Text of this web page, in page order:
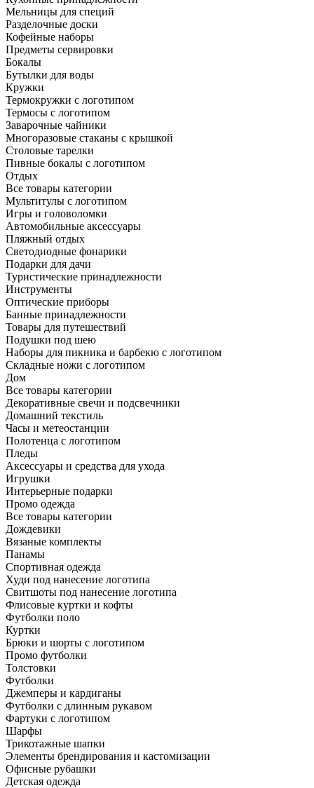
Мельницы для специй
Разделочные доски
Кофейные наборы
Предметы сервировки
Бокалы
Бутылки для воды
Кружки
Термокружки с логотипом
Термосы с логотипом
Заварочные чайники
Многоразовые стаканы с крышкой
Столовые тарелки
Пивные бокалы с логотипом
Отдых
Все товары категории
Мультитулы с логотипом
Игры и головоломки
Автомобильные аксессуары
Пляжный отдых
Светодиодные фонарики
Подарки для дачи
Туристические принадлежности
Инструменты
Оптические приборы
Банные принадлежности
Товары для путешествий
Подушки под шею
Наборы для пикника и барбекю с логотипом
Складные ножи с логотипом
Дом
Все товары категории
Декоративные свечи и подсвечники
Домашний текстиль
Часы и метеостанции
Полотенца с логотипом
Пледы
Аксессуары и средства для ухода
Игрушки
Интерьерные подарки
Промо одежда
Все товары категории
Дождевики
Вязаные комплекты
Панамы
Спортивная одежда
Худи под нанесение логотипа
Свитшоты под нанесение логотипа
Флисовые куртки и кофты
Футболки поло
Куртки
Брюки и шорты с логотипом
Промо футболки
Толстовки
Футболки
Джемперы и кардиганы
Футболки с длинным рукавом
Фартуки с логотипом
Шарфы
Трикотажные шапки
Элементы брендирования и кастомизации
Офисные рубашки
Детская одежда